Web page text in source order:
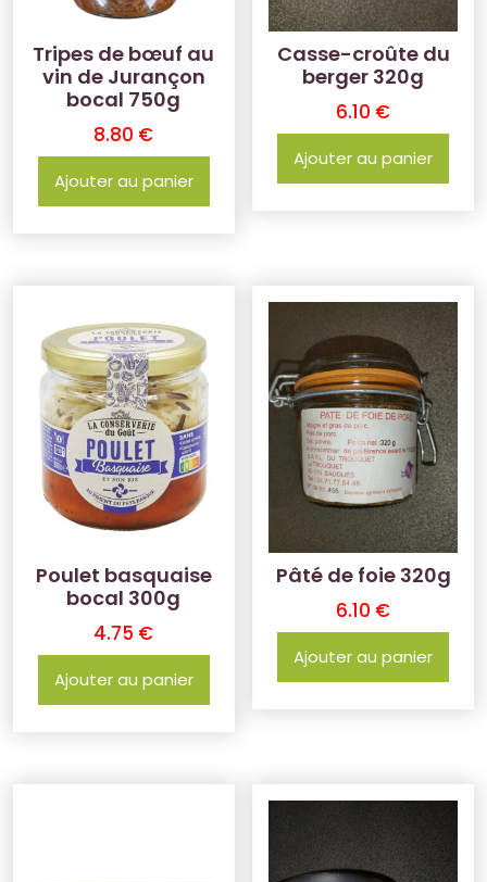
Tripes de bœuf au
vin de Jurançon
bocal 750g
8.80 €
Ajouter au panier
Casse-croûte du
berger 320g
6.10 €
Ajouter au panier
Poulet basquaise
bocal 300g
4.75 €
Ajouter au panier
Pâté de foie 320g
6.10 €
Ajouter au panier